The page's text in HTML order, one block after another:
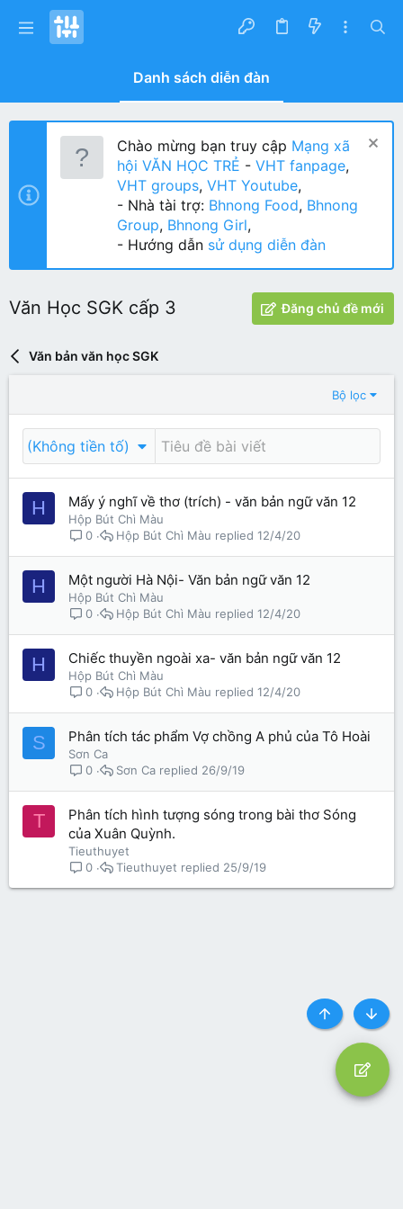
Danh sách diễn đàn
Chào mừng bạn truy cập Mạng xã
hội VĂN HỌC TRẺ - VHT fanpage,
VHT groups, VHT Youtube,
- Nhà tài trợ: Bhnong Food, Bhnong
Group, Bhnong Girl,
- Hướng dẫn sử dụng diễn đàn
Văn Học SGK cấp 3 Đăng chủ đề mới
Văn bản văn học SGK
Bộ lọc
(Không tiền tố)
H Mấy ý nghĩ về thơ (trích) - văn bản ngữ văn 12
Hộp Bút Chì Màu
0
12/4/20
Hộp Bút Chì Màu
H Một người Hà Nội- Văn bản ngữ văn 12
Hộp Bút Chì Màu
0
12/4/20
Hộp Bút Chì Màu
H Chiếc thuyền ngoài xa- văn bản ngữ văn 12
Hộp Bút Chì Màu
0
12/4/20
Hộp Bút Chì Màu
S Phân tích tác phẩm Vợ chồng A phủ của Tô Hoài
Sơn Ca
0
26/9/19
Sơn Ca
T
Phân tích hình tượng sóng trong bài thơ Sóng
của Xuân Quỳnh.
Tieuthuyet
0
25/9/19
Tieuthuyet
Top